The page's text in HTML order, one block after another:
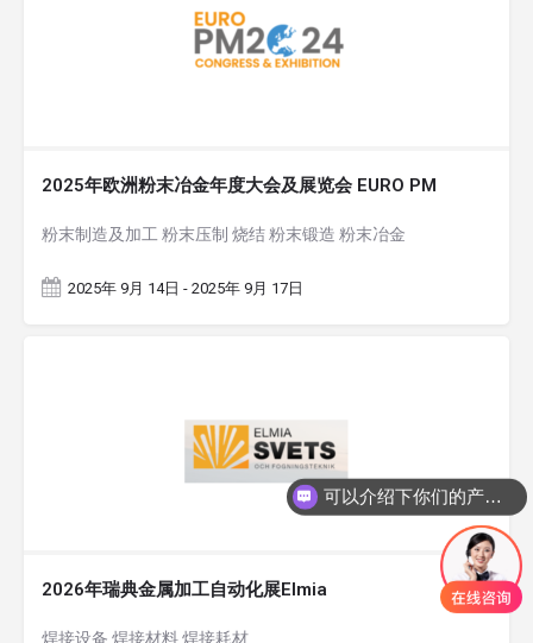
2025年欧洲粉末冶金年度大会及展览会 EURO PM
粉末制造及加工 粉末压制 烧结 粉末锻造 粉末冶金
2025年 9月 14日 - 2025年 9月 17日
2026年瑞典金属加工自动化展Elmia
焊接设备 焊接材料 焊接耗材
可以介绍下你们的产品么